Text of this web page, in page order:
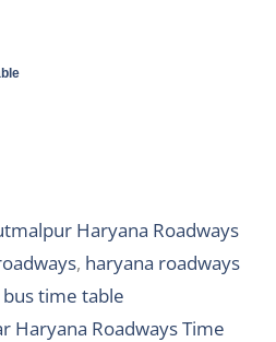
Haryana Roadways
, haryana roadways
time table
Haryana Roadways Time